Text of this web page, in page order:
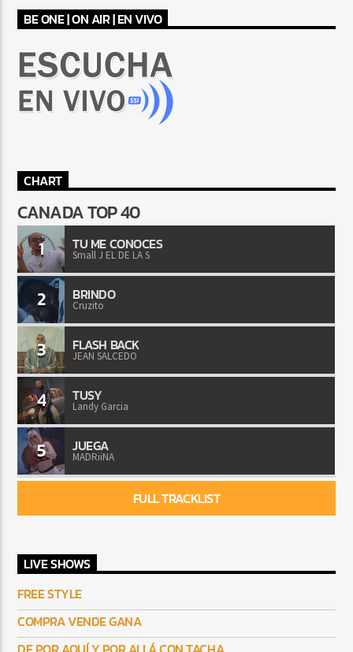
BE ONE | ON AIR | EN VIVO
CHART
CANADA TOP 40
1 TU ME CONOCES
Small J EL DE LA S
2 BRINDO
Cruzito
3 FLASH BACK
JEAN SALCEDO
4 TUSY
Landy Garcia
5 JUEGA
MADRiiNA
FULL TRACKLIST
LIVE SHOWS
FREE STYLE
COMPRA VENDE GANA